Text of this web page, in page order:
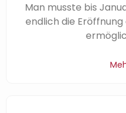
Man musste bis
endlich die Eröffnung